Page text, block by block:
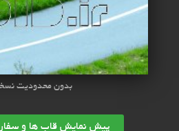
بدون محدودیت
پیش نمایش قاب ها و